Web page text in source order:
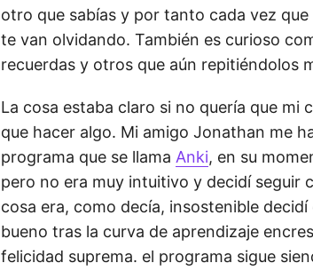
otro que sabías y por tanto cada vez
te van olvidando. También es curioso
recuerdas y otros que aún repitiéndolos
La cosa estaba claro si no quería que
que hacer algo. Mi amigo Jonathan me
programa que se llama Anki, en su
pero no era muy intuitivo y decidí seguir
cosa era, como decía, insostenible
bueno tras la curva de aprendizaje
felicidad suprema. el programa sigue